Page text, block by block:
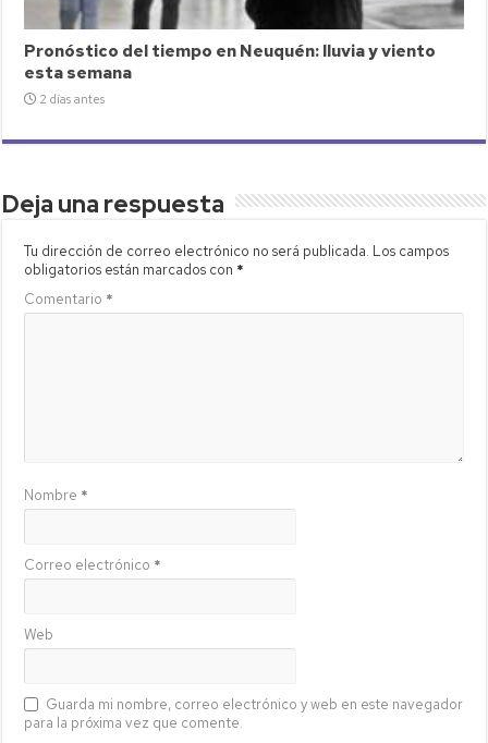
Pronóstico del tiempo en Neuquén: lluvia y viento
esta semana
2 días antes
Deja una respuesta
Tu dirección de correo electrónico no será publicada. Los campos
obligatorios están marcados con *
Comentario *
Nombre *
Correo electrónico *
Web
Guarda mi nombre, correo electrónico y web en este navegador
para la próxima vez que comente.